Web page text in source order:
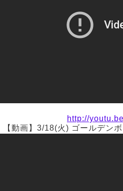
http://
【動画】3/18(火) ゴールデン